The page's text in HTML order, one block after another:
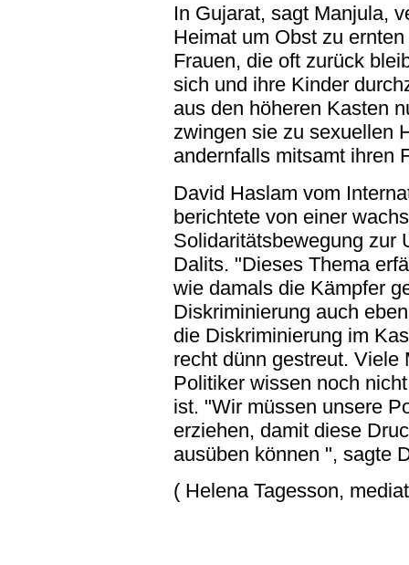
In Gujarat, sagt Manjula,
Heimat um Obst zu
Frauen, die oft zurück
sich und ihre Kinder
aus den höheren Kasten
zwingen sie zu sexuellen
andernfalls mitsamt ihren
David Haslam vom
berichtete von einer
Solidaritätsbewegung zur
Dalits. "Dieses Thema
wie damals die Kämpfer
Diskriminierung auch
die Diskriminierung im
recht dünn gestreut.
Politiker wissen noch
ist. "Wir müssen unsere
erziehen, damit diese
ausüben können ", sagte
( Helena Tagesson,